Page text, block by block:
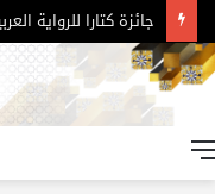
جائزة كتارا للرواية